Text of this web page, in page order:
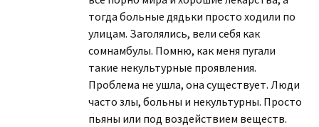
тогда больные дядьки просто ходили по
улицам. Заголялись, вели себя как
сомнамбулы. Помню, как меня пугали
такие некультурные проявления.
Проблема не ушла, она существует. Люди
часто злы, больны и некультурны. Просто
пьяны или под воздействием веществ.